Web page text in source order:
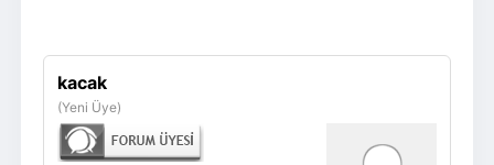
kacak
(Yeni Üye)